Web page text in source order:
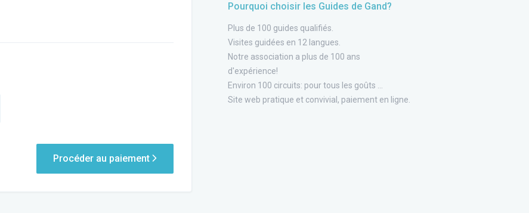
Procéder au paiement
Pourquoi choisir les Guides de Gand?
Plus de 100 guides qualifiés.
Visites guidées en 12 langues.
Notre association a plus de 100 ans
d'expérience!
Environ 100 circuits: pour tous les goûts ...
Site web pratique et convivial, paiement en ligne.